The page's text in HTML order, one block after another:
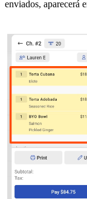
enviados, aparecerá